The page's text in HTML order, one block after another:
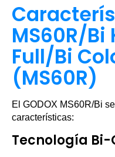
MS60R/Bi
Full/Bi
(MS60R)
El GODOX MS60R/Bi
características:
Tecnología Bi-